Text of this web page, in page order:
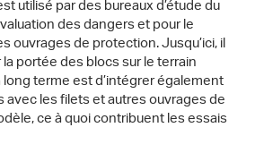
utilisé par des bureaux d’étude du
des dangers et pour le
ouvrages de protection. Jusqu’ici, il
portée des blocs sur le terrain
terme est d’intégrer également
avec les filets et autres ouvrages de
ce à quoi contribuent les essais